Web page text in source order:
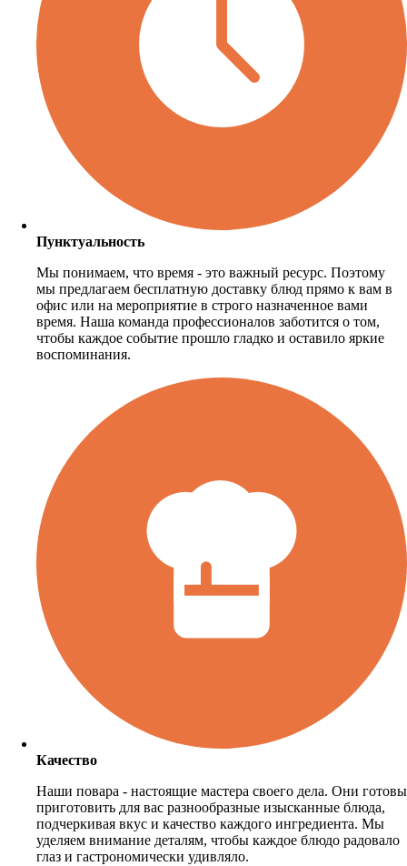
Пунктуальность
Мы понимаем, что время - это важный ресурс. Поэтому
мы предлагаем бесплатную доставку блюд прямо к вам в
офис или на мероприятие в строго назначенное вами
время. Наша команда профессионалов заботится о том,
чтобы каждое событие прошло гладко и оставило яркие
воспоминания.
Качество
Наши повара - настоящие мастера своего дела. Они готовы
приготовить для вас разнообразные изысканные блюда,
подчеркивая вкус и качество каждого ингредиента. Мы
уделяем внимание деталям, чтобы каждое блюдо радовало
глаз и гастрономически удивляло.